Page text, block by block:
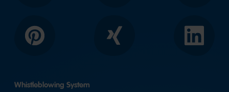
Pinterest Xing LinkedIn
Whistleblowing System